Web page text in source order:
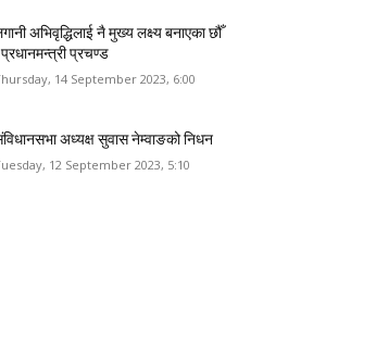
अभिवृद्धिलाई नै मुख्य लक्ष्य बनाएका छौँ
प्रचण्ड
14 September 2023, 6:00
अध्यक्ष सुवास नेम्वाङको निधन
12 September 2023, 5:10